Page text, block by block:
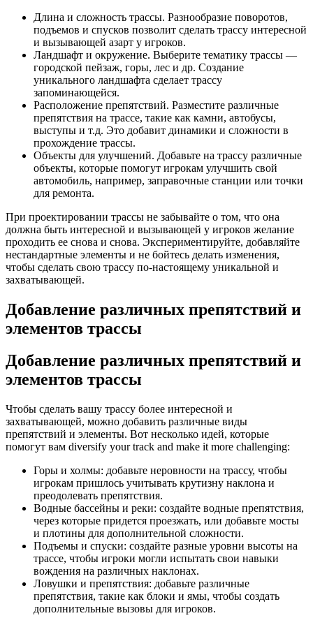
Длина и сложность трассы. Разнообразие поворотов,
подъемов и спусков позволит сделать трассу интересной
и вызывающей азарт у игроков.
Ландшафт и окружение. Выберите тематику трассы —
городской пейзаж, горы, лес и др. Создание
уникального ландшафта сделает трассу
запоминающейся.
Расположение препятствий. Разместите различные
препятствия на трассе, такие как камни, автобусы,
выступы и т.д. Это добавит динамики и сложности в
прохождение трассы.
Объекты для улучшений. Добавьте на трассу различные
объекты, которые помогут игрокам улучшить свой
автомобиль, например, заправочные станции или точки
для ремонта.
При проектировании трассы не забывайте о том, что она
должна быть интересной и вызывающей у игроков желание
проходить ее снова и снова. Экспериментируйте, добавляйте
нестандартные элементы и не бойтесь делать изменения,
чтобы сделать свою трассу по-настоящему уникальной и
захватывающей.
Добавление различных препятствий и
элементов трассы
Добавление различных препятствий и
элементов трассы
Чтобы сделать вашу трассу более интересной и
захватывающей, можно добавить различные виды
препятствий и элементы. Вот несколько идей, которые
помогут вам diversify your track and make it more challenging:
Горы и холмы: добавьте неровности на трассу, чтобы
игрокам пришлось учитывать крутизну наклона и
преодолевать препятствия.
Водные бассейны и реки: создайте водные препятствия,
через которые придется проезжать, или добавьте мосты
и плотины для дополнительной сложности.
Подъемы и спуски: создайте разные уровни высоты на
трассе, чтобы игроки могли испытать свои навыки
вождения на различных наклонах.
Ловушки и препятствия: добавьте различные
препятствия, такие как блоки и ямы, чтобы создать
дополнительные вызовы для игроков.